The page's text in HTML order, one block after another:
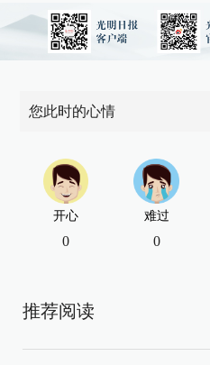
您此时的心情
开心
0
难过
0
推荐阅读